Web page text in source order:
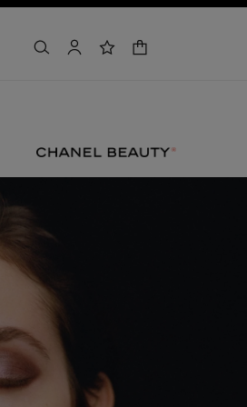
buscar cuentalista de deseos
cesta